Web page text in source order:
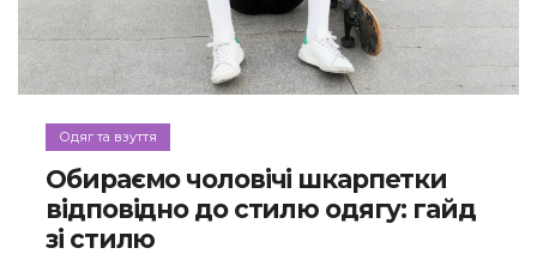
Одяг та взуття
Обираємо чоловічі шкарпетки
відповідно до стилю одягу: гайд
зі стилю